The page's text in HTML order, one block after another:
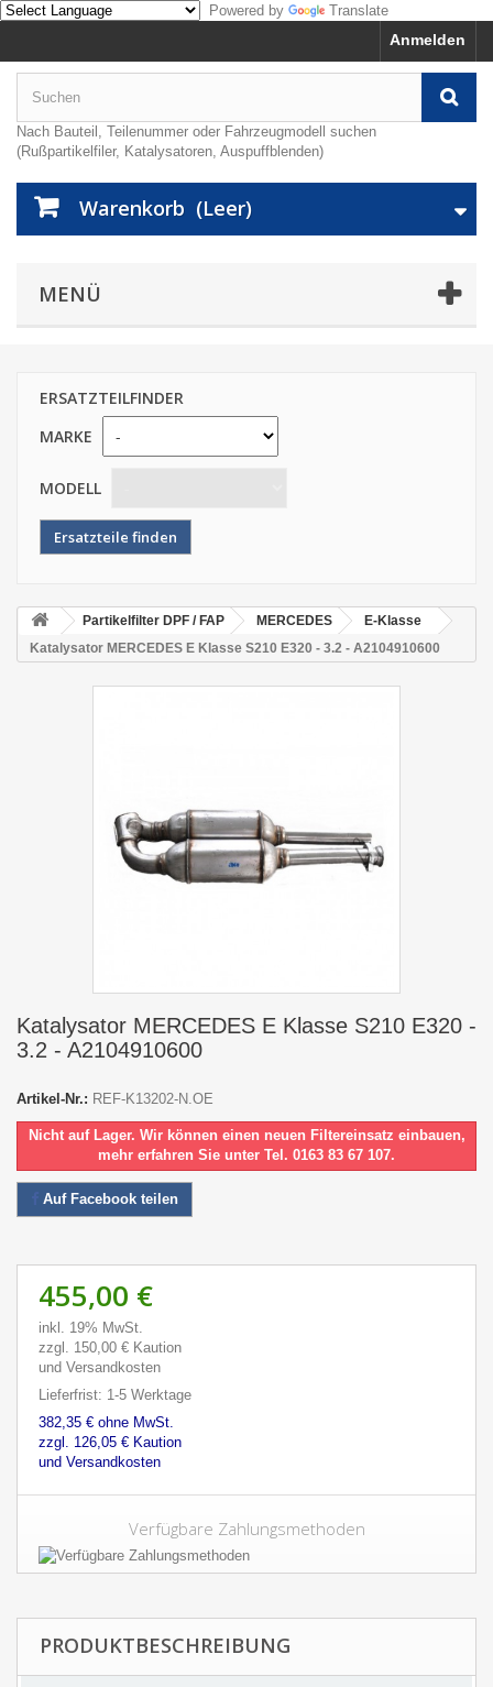
Powered by Translate
Anmelden
Nach Bauteil, Teilenummer oder Fahrzeugmodell suchen
(Rußpartikelfiler, Katalysatoren, Auspuffblenden)
Warenkorb (Leer)
MENÜ
ERSATZTEILFINDER
MARKE
MODELL
Partikelfilter DPF / FAP MERCEDES
E-Klasse
Katalysator MERCEDES E Klasse S210 E320 - 3.2 - A2104910600
Katalysator MERCEDES E Klasse S210 E320 -
3.2 - A2104910600
Artikel-Nr.: REF-K13202-N.OE
Nicht auf Lager. Wir können einen neuen Filtereinsatz einbauen,
mehr erfahren Sie unter Tel. 0163 83 67 107.
Auf Facebook teilen
455,00 €
inkl. 19% MwSt.
zzgl. 150,00 € Kaution
und Versandkosten
Lieferfrist: 1-5 Werktage
382,35 € ohne MwSt.
zzgl. 126,05 € Kaution
und Versandkosten
Verfügbare Zahlungsmethoden
PRODUKTBESCHREIBUNG